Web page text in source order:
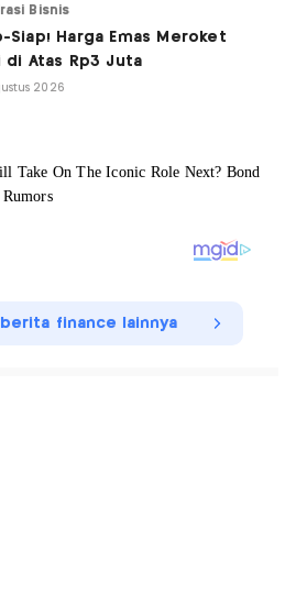
Bisnis
Siap! Harga Emas Meroket
di Atas Rp3 Juta
2026
finance lainnya